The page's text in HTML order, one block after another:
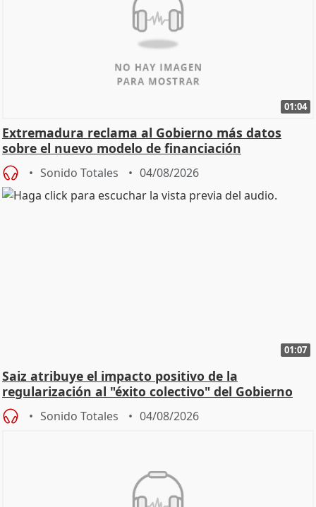
01:04
Extremadura reclama al Gobierno más datos
sobre el nuevo modelo de financiación
Sonido Totales 04/08/2026
01:07
Saiz atribuye el impacto positivo de la
regularización al "éxito colectivo" del Gobierno
Sonido Totales 04/08/2026